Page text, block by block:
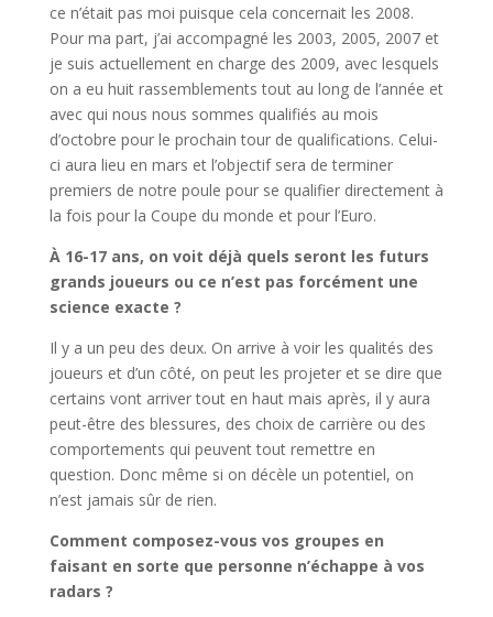
ce n’était pas moi puisque cela concernait les 2008.
Pour ma part, j’ai accompagné les 2003, 2005, 2007 et
je suis actuellement en charge des 2009, avec lesquels
on a eu huit rassemblements tout au long de l’année et
avec qui nous nous sommes qualifiés au mois
d’octobre pour le prochain tour de qualifications. Celui-
ci aura lieu en mars et l’objectif sera de terminer
premiers de notre poule pour se qualifier directement à
la fois pour la Coupe du monde et pour l’Euro.
À 16-17 ans, on voit déjà quels seront les futurs
grands joueurs ou ce n’est pas forcément une
science exacte ?
Il y a un peu des deux. On arrive à voir les qualités des
joueurs et d’un côté, on peut les projeter et se dire que
certains vont arriver tout en haut mais après, il y aura
peut-être des blessures, des choix de carrière ou des
comportements qui peuvent tout remettre en
question. Donc même si on décèle un potentiel, on
n’est jamais sûr de rien.
Comment composez-vous vos groupes en
faisant en sorte que personne n’échappe à vos
radars ?